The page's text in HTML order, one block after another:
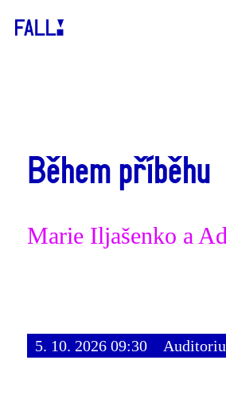
Během příběhu
Marie Iljašenko a
5. 10. 2026 09:30